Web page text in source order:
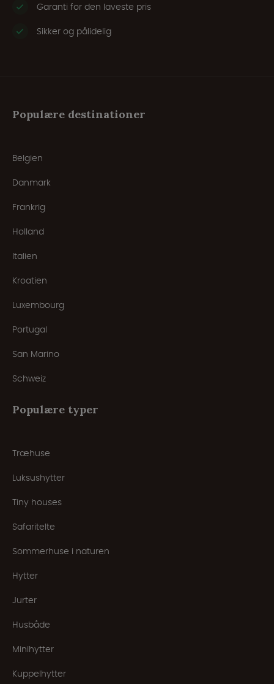
Garanti for den laveste pris
Sikker og pålidelig
Populære destinationer
Belgien
Danmark
Frankrig
Holland
Italien
Kroatien
Luxembourg
Portugal
San Marino
Schweiz
Populære typer
Træhuse
Luksushytter
Tiny houses
Safaritelte
Sommerhuse i naturen
Hytter
Jurter
Husbåde
Minihytter
Kuppelhytter